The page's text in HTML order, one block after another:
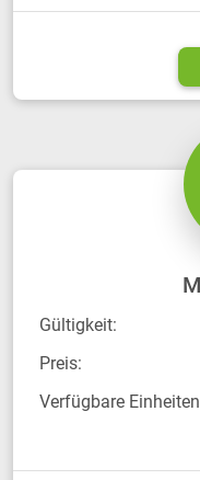
Gültigkeit:
Preis:
Verfügbare